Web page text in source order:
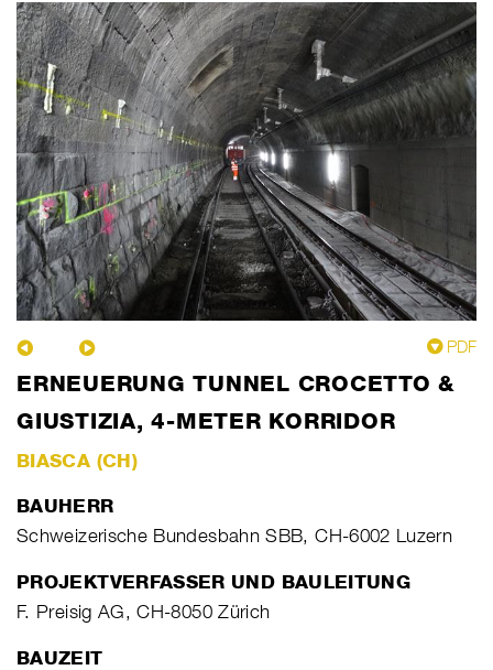
PDF
ERNEUERUNG TUNNEL CROCETTO &
GIUSTIZIA, 4-METER KORRIDOR
BIASCA (CH)
BAUHERR
Schweizerische Bundesbahn SBB, CH-6002 Luzern
PROJEKTVERFASSER UND BAULEITUNG
F. Preisig AG, CH-8050 Zürich
BAUZEIT